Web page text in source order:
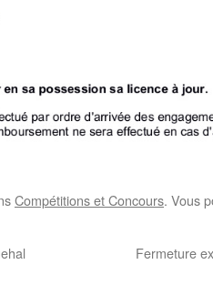
Compétitions et Concours. Vous
Fermeture